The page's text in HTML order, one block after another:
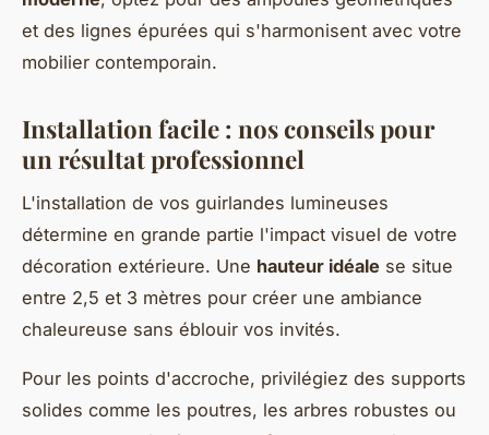
et des lignes épurées qui s'harmonisent avec votre
mobilier contemporain.
Installation facile : nos conseils pour
un résultat professionnel
L'installation de vos guirlandes lumineuses
détermine en grande partie l'impact visuel de votre
décoration extérieure. Une hauteur idéale se situe
entre 2,5 et 3 mètres pour créer une ambiance
chaleureuse sans éblouir vos invités.
Pour les points d'accroche, privilégiez des supports
solides comme les poutres, les arbres robustes ou